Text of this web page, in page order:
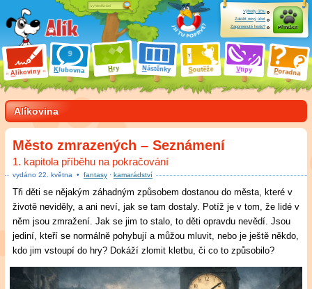
Alíkoviny Klubovna Hry Nástěnky Soutěže Vtipy Poradna
Výhody účtu
Založit nový účet
Zapomenuté heslo?
Přihlásit
Alíkovina
Město zmrazených – Seznámení
1. kapitola příběhu na pokračování
vydáno 22 května • fantasy· kamarádství
Tři děti se nějakým záhadným způsobem dostanou do města, které v
životě neviděly, a ani neví, jak se tam dostaly. Potíž je v tom, že lidé v
něm jsou zmražení. Jak se jim to stalo, to děti opravdu nevědí. Jsou
jediní, kteří se normálně pohybují a můžou mluvit, nebo je ještě někdo,
kdo jim vstoupí do hry? Dokáží zlomit kletbu, či co to způsobilo?